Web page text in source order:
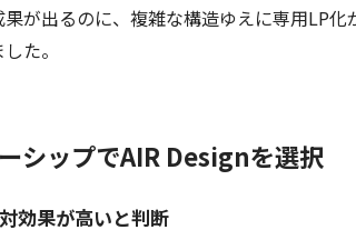
が出るのに、複雑な構造ゆえに専用LP
た。
シップでAIR Designを選択
効果が高いと判断